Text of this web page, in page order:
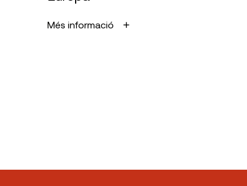
Més informació